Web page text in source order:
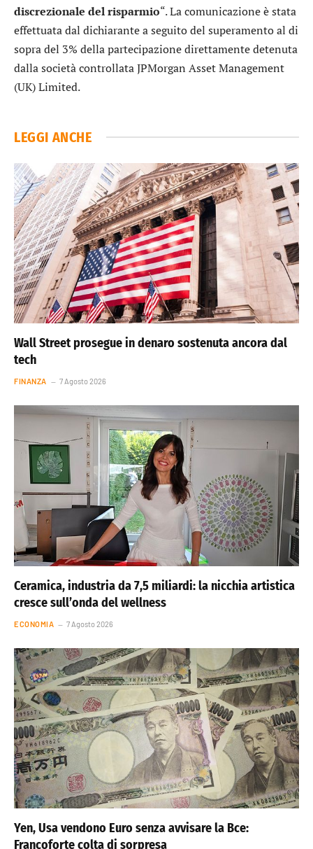
discrezionale del risparmio“. La comunicazione è stata
effettuata dal dichiarante a seguito del superamento al di
sopra del 3% della partecipazione direttamente detenuta
dalla società controllata JPMorgan Asset Management
(UK) Limited.
LEGGI ANCHE
Wall Street prosegue in denaro sostenuta ancora dal
tech
FINANZA 7 Agosto 2026
Ceramica, industria da 7,5 miliardi: la nicchia artistica
cresce sull’onda del wellness
ECONOMIA 7 Agosto 2026
Yen, Usa vendono Euro senza avvisare la Bce:
Francoforte colta di sorpresa